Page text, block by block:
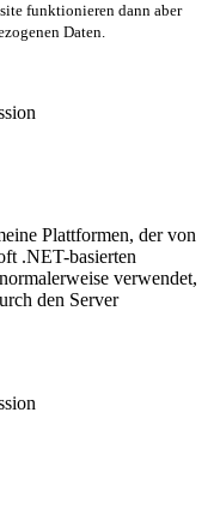
funktionieren dann aber
Daten.
Plattformen, der von
.NET-basierten
verwendet,
den Server